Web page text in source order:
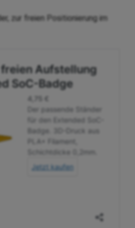
zur freien Positionierung im